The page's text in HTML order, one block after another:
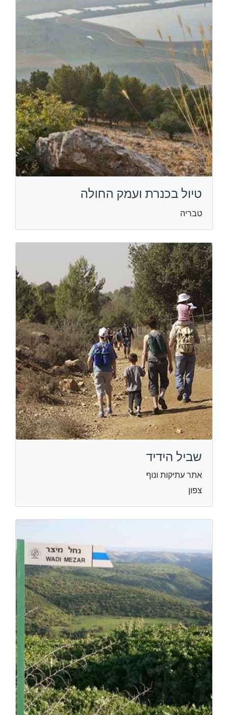
טיול בכנרת ועמק החולה
טבריה
שביל הידיד
אתר עתיקות ונוף
צפון